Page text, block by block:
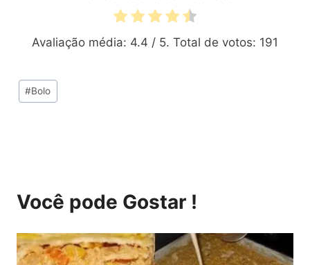
Avaliação média: 4.4 / 5. Total de votos: 191
Tags
do
#Bolo
Você pode Gostar !